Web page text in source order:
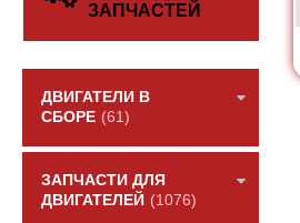
ЗАПЧАСТЕЙ
ДВИГАТЕЛИ В
СБОРЕ (61)
ЗАПЧАСТИ ДЛЯ
ДВИГАТЕЛЕЙ (1076)